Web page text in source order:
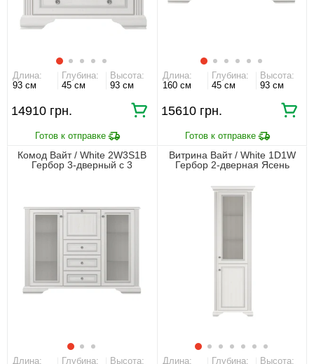
Длина:
93 см
Глубина:
45 см
Высота:
93 см
14910 грн.
Длина:
160 см
Глубина:
45 см
Высота:
93 см
15610 грн.
Комод Вайт / White 2W3S1B
Гербор 3-дверный с 3
Длина: Глубина: Высота:
Витрина Вайт / White 1D1W
Гербор 2-дверная Ясень
Длина: Глубина: Высота: